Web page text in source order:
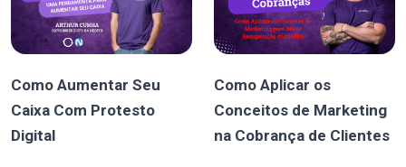
Como Aumentar Seu
Caixa Com Protesto
Digital
Como Aplicar os
Conceitos de Marketing
na Cobrança de Clientes